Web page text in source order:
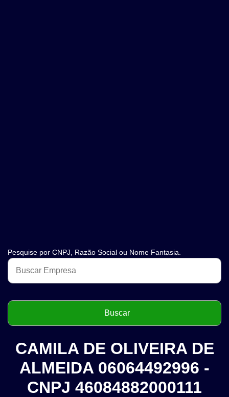
Pesquise por CNPJ, Razão Social ou Nome Fantasia.
CAMILA DE OLIVEIRA DE
ALMEIDA 06064492996 -
CNPJ 46084882000111